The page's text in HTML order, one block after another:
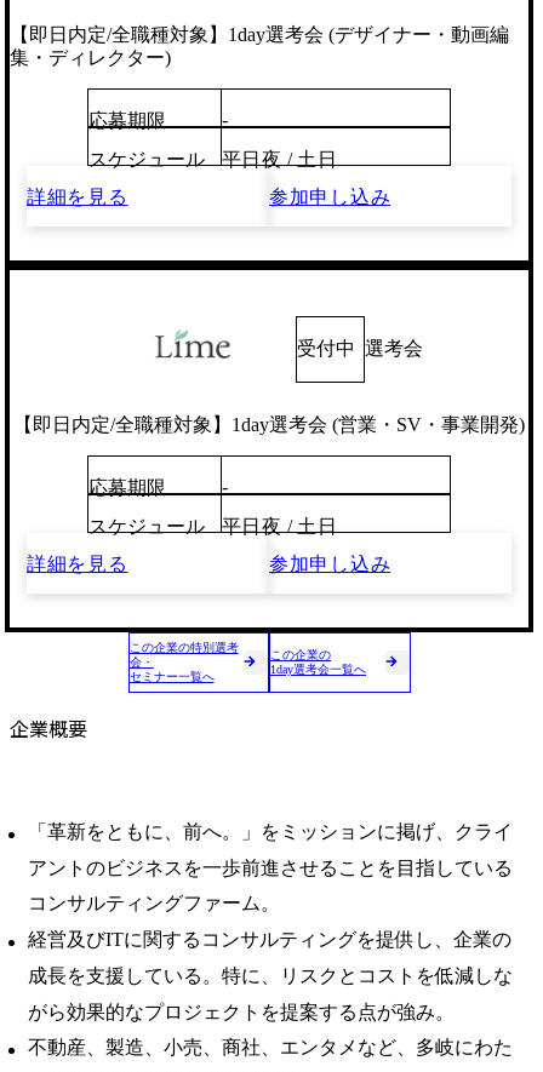
【即日内定/全職種対象】1day選考会 (デザイナー・動画編
集・ディレクター)
応募期限
-
スケジュール
平日夜 / 土日
詳細を見る
参加申し込み
受付中 選考会
【即日内定/全職種対象】1day選考会 (営業・SV・事業開発)
応募期限
-
スケジュール
平日夜 / 土日
詳細を見る
参加申し込み
この企業の特別選考
会・
セミナー一覧へ
この企業の
1day選考会一覧へ
企業概要
「革新をともに、前へ。」をミッションに掲げ、クライ
アントのビジネスを一歩前進させることを目指している
コンサルティングファーム。
経営及びITに関するコンサルティングを提供し、企業の
成長を支援している。特に、リスクとコストを低減しな
がら効果的なプロジェクトを提案する点が強み。
不動産、製造、小売、商社、エンタメなど、多岐にわた